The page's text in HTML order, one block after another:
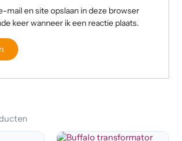
mail en site opslaan in deze browser
keer wanneer ik een reactie plaats.